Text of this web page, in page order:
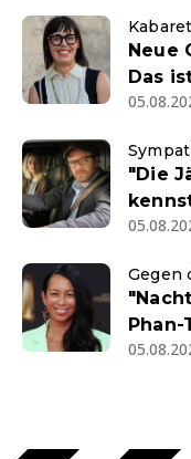
Neue
Das
"Die
Gegen